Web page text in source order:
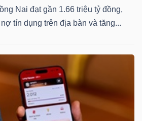
Nai đạt gần 1.66 triệu tỷ đồng,
tín dụng trên địa bàn và tăng...